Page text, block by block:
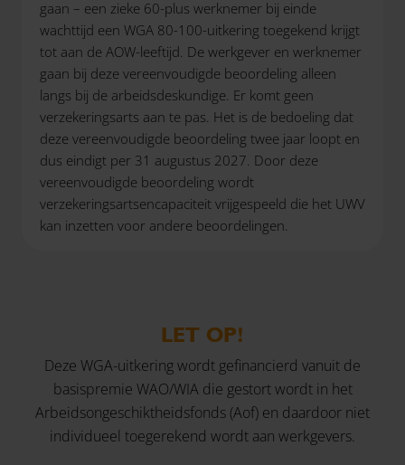
gaan – een zieke 60-plus werknemer bij einde
wachttijd een WGA 80-100-uitkering toegekend krijgt
tot aan de AOW-leeftijd. De werkgever en werknemer
gaan bij deze vereenvoudigde beoordeling alleen
langs bij de arbeidsdeskundige. Er komt geen
verzekeringsarts aan te pas. Het is de bedoeling dat
deze vereenvoudigde beoordeling twee jaar loopt en
dus eindigt per 31 augustus 2027. Door deze
vereenvoudigde beoordeling wordt
verzekeringsartsencapaciteit vrijgespeeld die het UWV
kan inzetten voor andere beoordelingen.
LET OP!
Deze WGA-uitkering wordt gefinancierd vanuit de
basispremie WAO/WIA die gestort wordt in het
Arbeidsongeschiktheidsfonds (Aof) en daardoor niet
individueel toegerekend wordt aan werkgevers.